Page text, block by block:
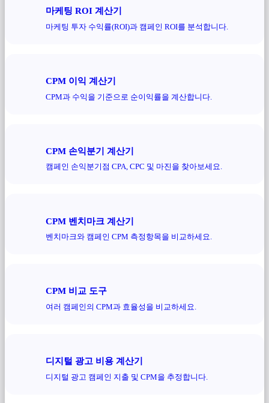
마케팅 ROI 계산기
마케팅 투자 수익률(ROI)과 캠페인 ROI를 분석합니다.
CPM 이익 계산기
CPM과 수익을 기준으로 순이익률을 계산합니다.
CPM 손익분기 계산기
캠페인 손익분기점 CPA, CPC 및 마진을 찾아보세요.
CPM 벤치마크 계산기
벤치마크와 캠페인 CPM 측정항목을 비교하세요.
CPM 비교 도구
여러 캠페인의 CPM과 효율성을 비교하세요.
디지털 광고 비용 계산기
디지털 광고 캠페인 지출 및 CPM을 추정합니다.